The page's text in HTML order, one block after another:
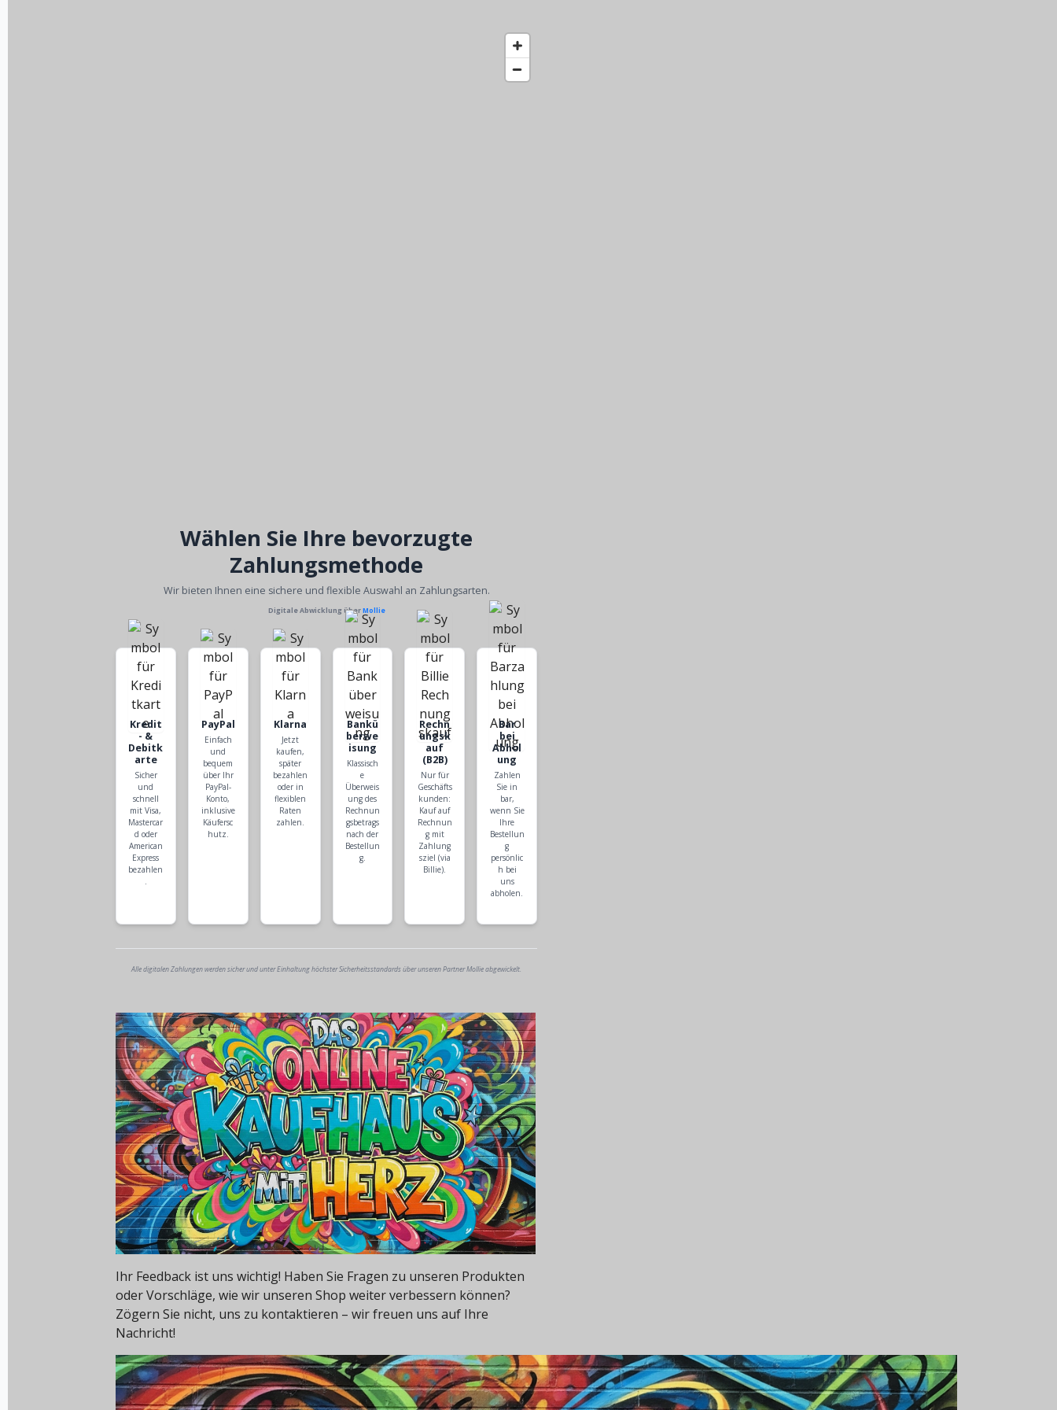
Wählen Sie Ihre bevorzugte
Zahlungsmethode
Wir bieten Ihnen eine sichere und flexible Auswahl an Zahlungsarten.
Digitale Abwicklung überMollie
Kredit
- &
Debitk
arte
Sicher
und
schnell
mit Visa,
Mastercar
d oder
American
Express
bezahlen
.
PayPal
Einfach
und
bequem
über Ihr
PayPal-
Konto,
inklusive
Käufersc
hutz.
Klarna
Jetzt
kaufen,
später
bezahlen
oder in
flexiblen
Raten
zahlen.
Bankü
berwe
isung
Klassisch
e
Überweis
ung des
Rechnun
gsbetrags
nach der
Bestellun
g.
Rechn
ungsk
auf
(B2B)
Nur für
Geschäfts
kunden:
Kauf auf
Rechnun
g mit
Zahlung
sziel (via
Billie).
Bar
bei
Abhol
ung
Zahlen
Sie in
bar,
wenn Sie
Ihre
Bestellun
g
persönlic
h bei
uns
abholen.
Alle digitalen Zahlungen werden sicher und unter Einhaltung höchster Sicherheitsstandards über unseren Partner Mollie abgewickelt.
Ihr Feedback ist uns wichtig! Haben Sie Fragen zu unseren Produkten
oder Vorschläge, wie wir unseren Shop weiter verbessern können?
Zögern Sie nicht, uns zu kontaktieren – wir freuen uns auf Ihre
Nachricht!